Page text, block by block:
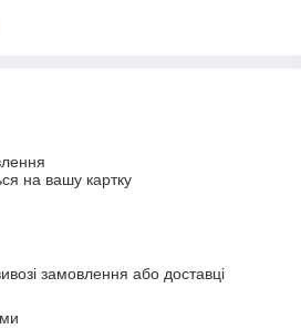
на вашу картку
замовлення або доставці